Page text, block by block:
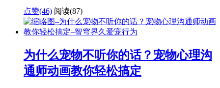
点赞(46) 阅读(87)
为什么宠物不听你的话？宠物心理沟
通师动画教你轻松搞定